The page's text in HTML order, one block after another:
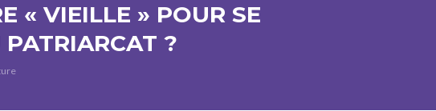
« VIEILLE » POUR SE
PATRIARCAT ?